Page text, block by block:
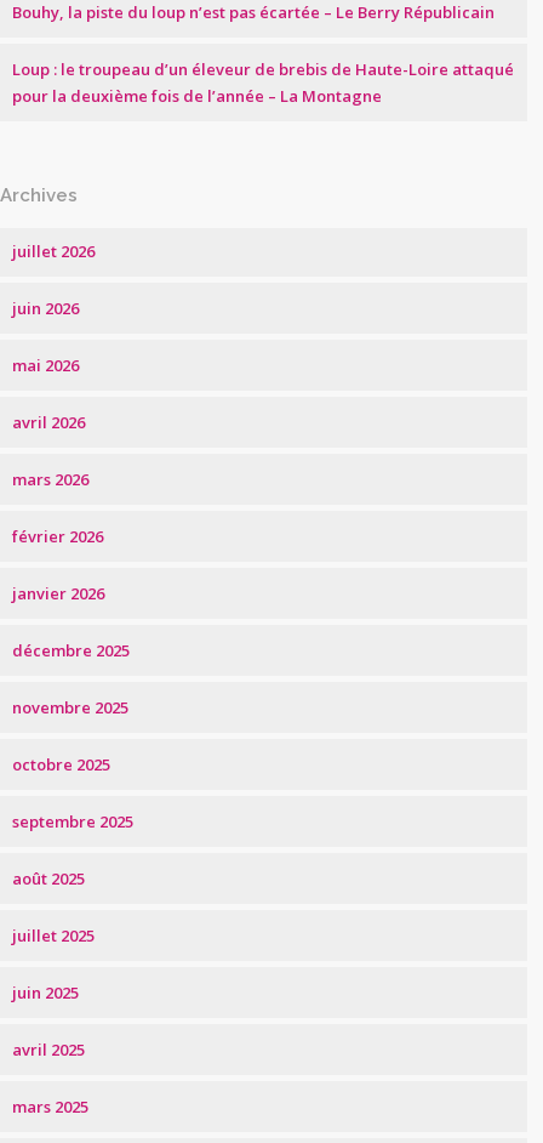
Bouhy, la piste du loup n’est pas écartée – Le Berry Républicain
Loup : le troupeau d’un éleveur de brebis de Haute-Loire attaqué
pour la deuxième fois de l’année – La Montagne
Archives
juillet 2026
juin 2026
mai 2026
avril 2026
mars 2026
février 2026
janvier 2026
décembre 2025
novembre 2025
octobre 2025
septembre 2025
août 2025
juillet 2025
juin 2025
avril 2025
mars 2025